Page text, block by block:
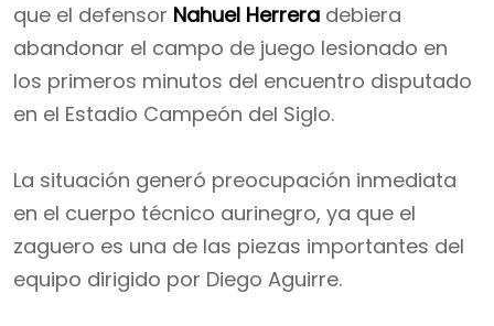
que el defensor Nahuel Herrera debiera
abandonar el campo de juego lesionado en
los primeros minutos del encuentro disputado
en el Estadio Campeón del Siglo.
La situación generó preocupación inmediata
en el cuerpo técnico aurinegro, ya que el
zaguero es una de las piezas importantes del
equipo dirigido por Diego Aguirre.